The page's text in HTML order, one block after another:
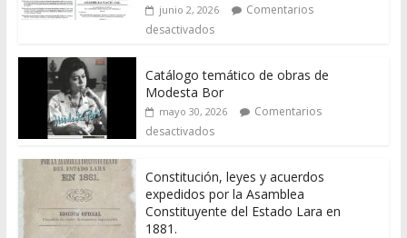
junio 2, 2026
Comentarios
desactivados
Catálogo temático de obras de
Modesta Bor
mayo 30, 2026
Comentarios
desactivados
Constitución, leyes y acuerdos
expedidos por la Asamblea
Constituyente del Estado Lara en
1881.